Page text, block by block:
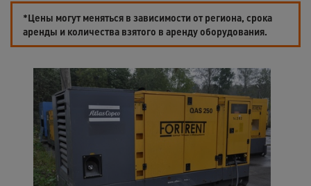
*Цены могут меняться в зависимости от региона, срока
аренды и количества взятого в аренду оборудования.